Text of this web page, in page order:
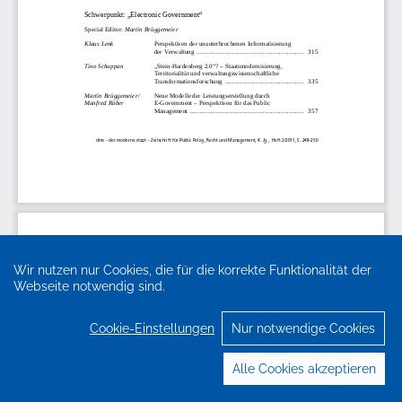
Wir nutzen nur Cookies, die für die korrekte Funktionalität der
Webseite notwendig sind.
Cookie-Einstellungen Nur notwendige Cookies
Alle Cookies akzeptieren